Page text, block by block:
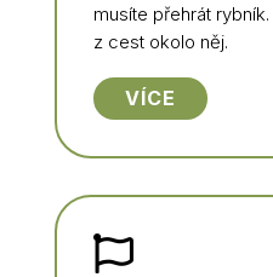
musíte přehrát
z cest okolo něj.
VÍCE
